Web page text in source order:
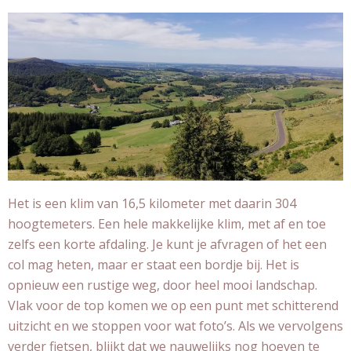
Het is een klim van 16,5 kilometer met daarin 304
hoogtemeters. Een hele makkelijke klim, met af en toe
zelfs een korte afdaling. Je kunt je afvragen of het een
col mag heten, maar er staat een bordje bij. Het is
opnieuw een rustige weg, door heel mooi landschap.
Vlak voor de top komen we op een punt met schitterend
uitzicht en we stoppen voor wat foto’s. Als we vervolgens
verder fietsen, blijkt dat we nauwelijks nog hoeven te